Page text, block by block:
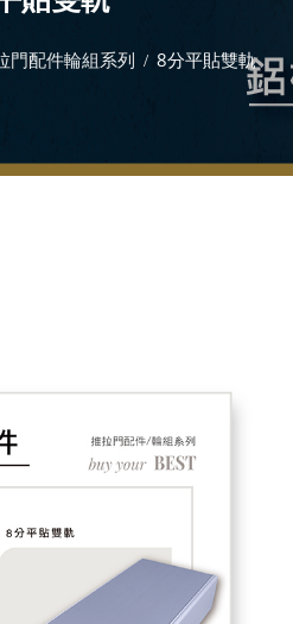
門配件輪組系列 8分平貼雙軌